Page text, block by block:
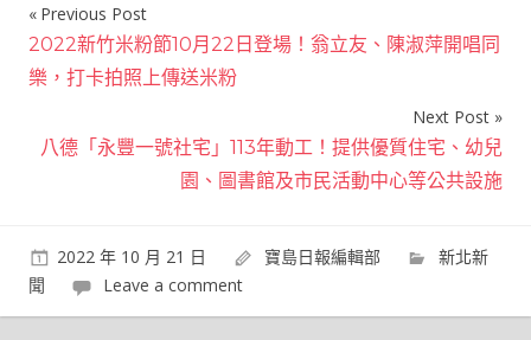
文
章
覽
Previous Post
2022新竹米粉節10月22日登場！翁立友、陳淑萍開唱同
樂，打卡拍照上傳送米粉
Next Post
八德「永豐一號社宅」113年動工！提供優質住宅、幼兒
園、圖書館及市民活動中心等公共設施
2022 年 10 月 21 日 寶島日報編輯部
新北新
聞
Leave a comment